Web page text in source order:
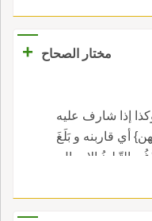
مختار الصحاح
+
إذا شارف عليه
أي قاربنه و بَلَغَ
و التّبليغُ الإيصال
وشيء بالِغٌ
صار بَليغاً